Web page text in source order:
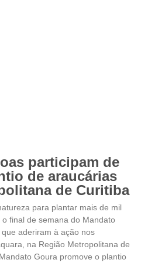
participam de
de araucárias
de Curitiba
para plantar mais de mil
final de semana do Mandato
aderiram à ação nos
na Região Metropolitana de
Goura promove o plantio